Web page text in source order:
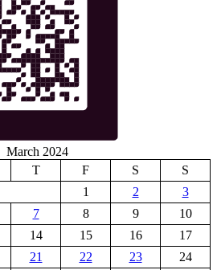
March 2024
T F S
S
1
2
3
7 8 9
10
14 15 16
17
21 22 23
24